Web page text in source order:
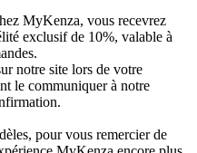
MyKenza, vous recevrez
exclusif de 10%, valable à
notre site lors de votre
le communiquer à notre
pour vous remercier de